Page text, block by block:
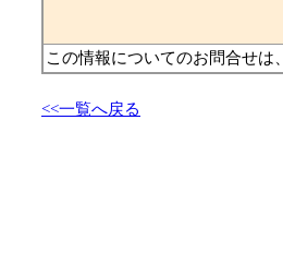
この情報についてのお問合せは、
<<一覧へ戻る